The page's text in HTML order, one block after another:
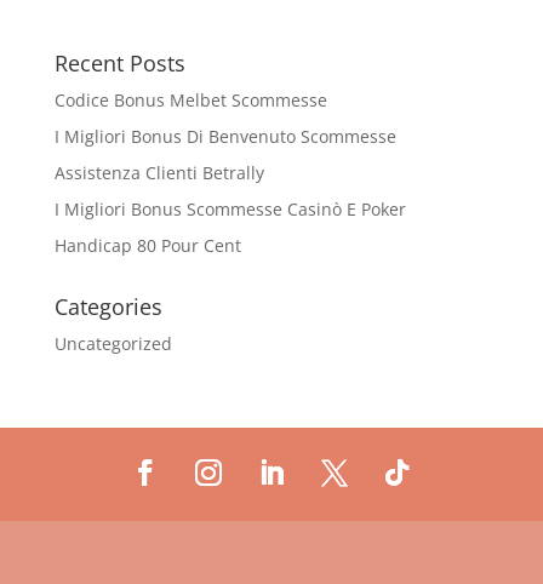
Recent Posts
Codice Bonus Melbet Scommesse
I Migliori Bonus Di Benvenuto Scommesse
Assistenza Clienti Betrally
I Migliori Bonus Scommesse Casinò E Poker
Handicap 80 Pour Cent
Categories
Uncategorized